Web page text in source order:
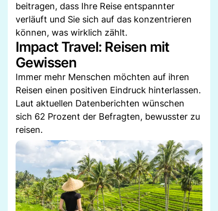
beitragen, dass Ihre Reise entspannter
verläuft und Sie sich auf das konzentrieren
können, was wirklich zählt.
Impact Travel: Reisen mit
Gewissen
Immer mehr Menschen möchten auf ihren
Reisen einen positiven Eindruck hinterlassen.
Laut aktuellen Datenberichten wünschen
sich 62 Prozent der Befragten, bewusster zu
reisen.